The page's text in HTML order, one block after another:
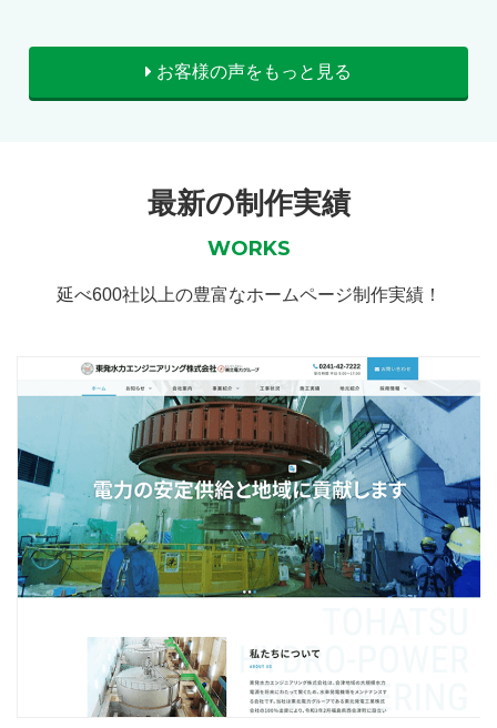
お客様の声をもっと見る
最新の制作実績
WORKS
延べ600社以上の豊富なホームページ制作実績！